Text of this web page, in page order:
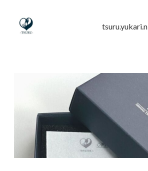
tsuru.yukari.n